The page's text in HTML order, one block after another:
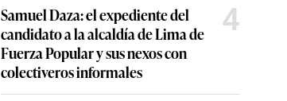
Samuel Daza: el expediente del
candidato a la alcaldía de Lima de
Fuerza Popular y sus nexos con
colectiveros informales
4